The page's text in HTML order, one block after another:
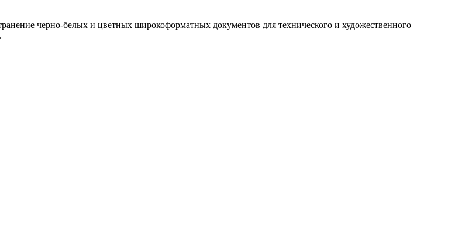
черно-белых и цветных широкоформатных документов для технического и художественного